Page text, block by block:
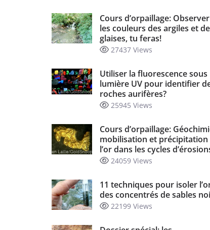
Cours d’orpaillage: Observer
les couleurs des argiles et
glaises, tu feras!
27437 Views
Utiliser la fluorescence sous
lumière UV pour identifier
roches aurifères?
25945 Views
Cours d’orpaillage:
mobilisation et précipitation
l’or dans les cycles
24059 Views
11 techniques pour isoler
des concentrés de sables
22199 Views